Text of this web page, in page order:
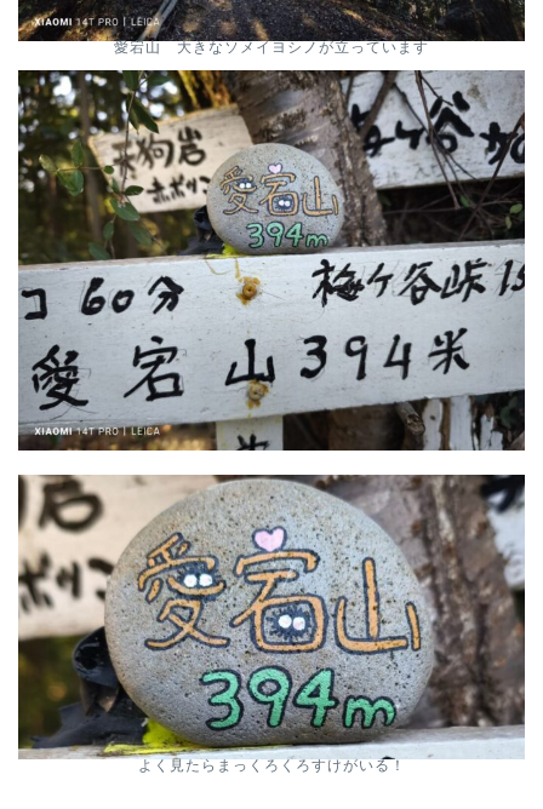
愛宕山 大きなソメイヨシノが立っています
よく見たらまっくろくろすけがいる！